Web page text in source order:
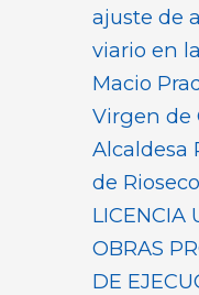
ajuste de
viario en
Macio
Virgen de
Alcaldesa
de Rioseco
LICENCIA
OBRAS
DE